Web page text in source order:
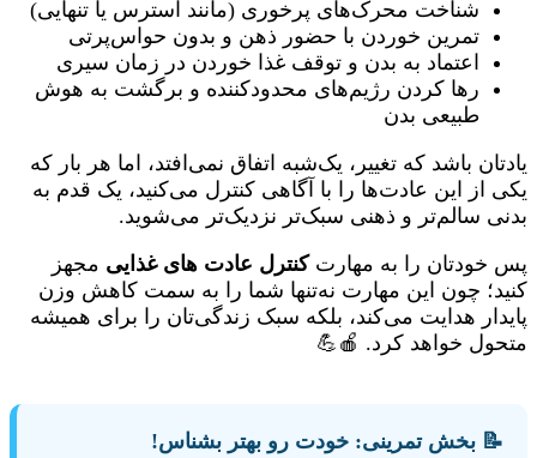
شناخت محرک‌های پرخوری (مانند استرس یا تنهایی)
تمرین خوردن با حضور ذهن و بدون حواس‌پرتی
اعتماد به بدن و توقف غذا خوردن در زمان سیری
رها کردن رژیم‌های محدودکننده و برگشت به هوش
طبیعی بدن
یادتان باشد که تغییر، یک‌شبه اتفاق نمی‌افتد، اما هر بار که
یکی از این عادت‌ها را با آگاهی کنترل می‌کنید، یک قدم به
بدنی سالم‌تر و ذهنی سبک‌تر نزدیک‌تر می‌شوید.
پس خودتان را به مهارتکنترل عادت های غذایی مجهز
کنید؛ چون این مهارت نه‌تنها شما را به سمت کاهش وزن
پایدار هدایت می‌کند، بلکه سبک زندگی‌تان را برای همیشه
متحول خواهد کرد. 🍎💪
📝 بخش تمرینی: خودت رو بهتر بشناس!